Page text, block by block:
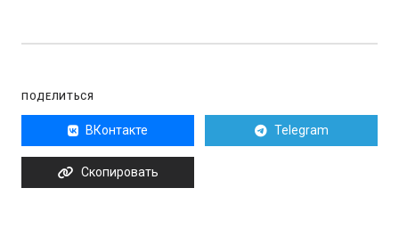
ПОДЕЛИТЬСЯ
ВКонтакте Telegram
Скопировать